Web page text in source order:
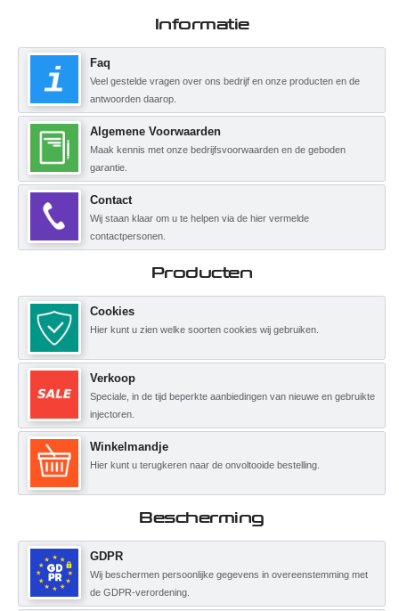
Informatie
Faq
Veel gestelde vragen over ons bedrijf en onze producten en de
antwoorden daarop.
Algemene Voorwaarden
Maak kennis met onze bedrijfsvoorwaarden en de geboden
garantie.
Contact
Wij staan klaar om u te helpen via de hier vermelde
contactpersonen.
Producten
Cookies
Hier kunt u zien welke soorten cookies wij gebruiken.
Verkoop
Speciale, in de tijd beperkte aanbiedingen van nieuwe en gebruikte
injectoren.
Winkelmandje
Hier kunt u terugkeren naar de onvoltooide bestelling.
Bescherming
GDPR
Wij beschermen persoonlijke gegevens in overeenstemming met
de GDPR-verordening.